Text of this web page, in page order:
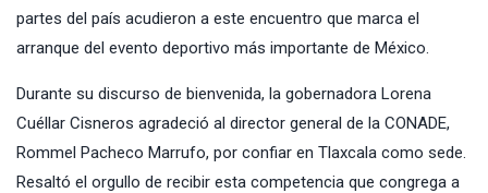
partes del país acudieron a este encuentro que marca el
arranque del evento deportivo más importante de México.
Durante su discurso de bienvenida, la gobernadora Lorena
Cuéllar Cisneros agradeció al director general de la CONADE,
Rommel Pacheco Marrufo, por confiar en Tlaxcala como sede.
Resaltó el orgullo de recibir esta competencia que congrega a